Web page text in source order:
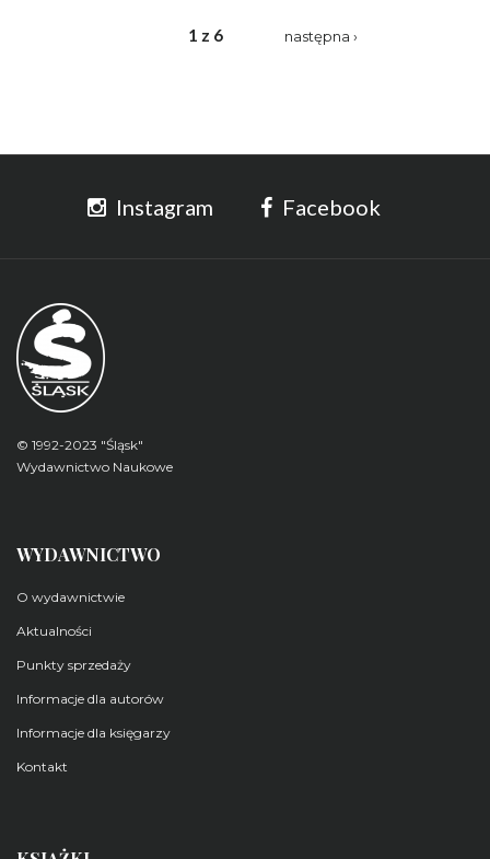
1 z 6 następna ›
Instagram Facebook
© 1992-2023 "Śląsk"
Wydawnictwo Naukowe
WYDAWNICTWO
O wydawnictwie
Aktualności
Punkty sprzedaży
Informacje dla autorów
Informacje dla księgarzy
Kontakt